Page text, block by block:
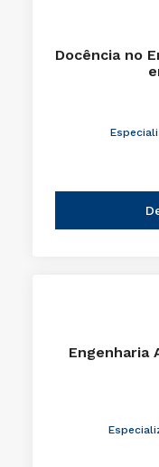
Docência no
Engenharia